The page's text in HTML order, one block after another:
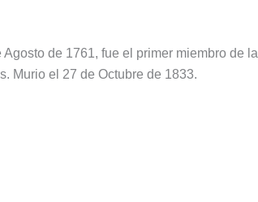
Agosto de 1761, fue el primer miembro de la
Murio el 27 de Octubre de 1833.